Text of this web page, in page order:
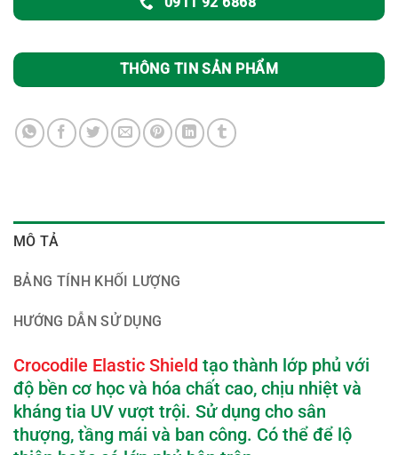
THÔNG TIN SẢN PHẨM
MÔ TẢ
BẢNG TÍNH KHỐI LƯỢNG
HƯỚNG DẪN SỬ DỤNG
Crocodile Elastic Shield tạo thành lớp phủ với
độ bền cơ học và hóa chất cao, chịu nhiệt và
kháng tia UV vượt trội. Sử dụng cho sân
thượng, tầng mái và ban công. Có thể để lộ